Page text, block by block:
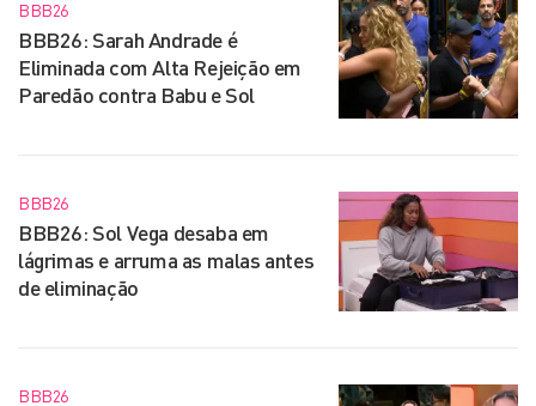
BBB26
BBB26: Sarah Andrade é
Eliminada com Alta Rejeição em
Paredão contra Babu e Sol
BBB26
BBB26: Sol Vega desaba em
lágrimas e arruma as malas antes
de eliminação
BBB26